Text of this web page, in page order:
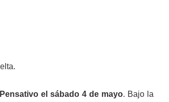
el sábado 4 de mayo. Bajo la